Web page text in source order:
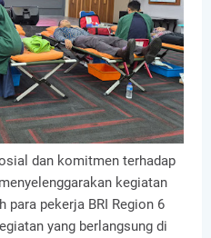
dan komitmen terhadap
kegiatan
para pekerja BRI Region 6
yang berlangsung di